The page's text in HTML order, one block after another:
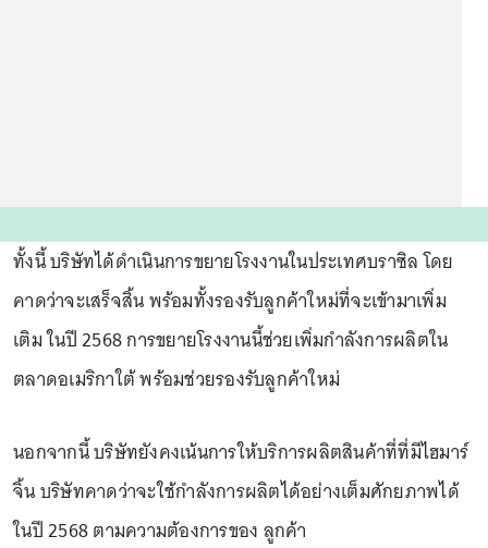
ทั้งนี้ บริษัทได้ดําเนินการขยายโรงงานในประเทศบราซิล โดย
คาดว่าจะเสร็จสิ้น พร้อมทั้งรองรับลูกค้าใหม่ที่จะเข้ามาเพิ่ม
เติม ในปี 2568 การขยายโรงงานนี้ช่วยเพิ่มกําลังการผลิตใน
ตลาดอเมริกาใต้ พร้อมช่วยรองรับลูกค้าใหม่
นอกจากนี้ บริษัทยังคงเน้นการให้บริการผลิตสินค้าที่ที่มีไฮมาร์
จิ้น บริษัทคาดว่าจะใช้กําลังการผลิตได้อย่างเต็มศักยภาพได้
ในปี 2568 ตามความต้องการของ ลูกค้า